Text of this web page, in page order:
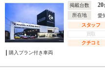
掲載台数 20
所在地
愛
スタッフ
買取
クチコミ
購入プラン付き車両